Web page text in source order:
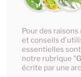
Pour des
et conseils
essentielles
notre rubrique "
écrite par une